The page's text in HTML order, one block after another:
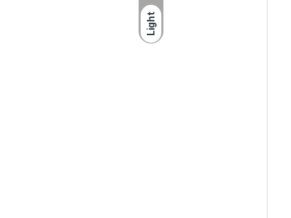
Light